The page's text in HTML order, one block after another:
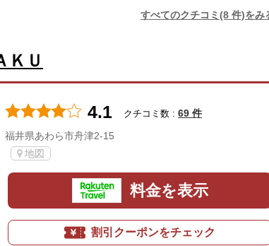
すべてのクチコミ(8 件)をみ
Ｕ
4.1 クチコミ数 : 69 件
福井県あわら市舟津2-15
地図
料金を表示
割引クーポンをチェック